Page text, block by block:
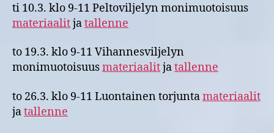
ti 10.3. klo 9-11 Peltoviljelyn monimuotoisuus
materiaalitjatallenne
to 19.3. klo 9-11 Vihannesviljelyn
monimuotoisuusmateriaalitjatallenne
to 26.3. klo 9-11 Luontainen torjuntamateriaalit
jatallenne